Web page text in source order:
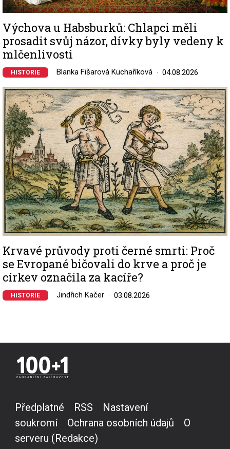
Výchova u Habsburků: Chlapci měli
prosadit svůj názor, dívky byly vedeny k
mlčenlivosti
HISTORIE Blanka Fišarová Kuchaříková 04.08.2026
Image
Krvavé průvody proti černé smrti: Proč
se Evropané bičovali do krve a proč je
církev označila za kacíře?
HISTORIE Jindřich Kačer 03.08.2026
Předplatné RSS
Nastavení
soukromí
Ochrana osobních údajů
O
serveru (Redakce)